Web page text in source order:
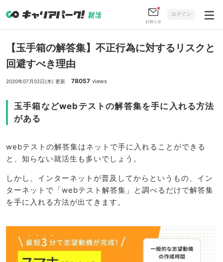
お知らせ
ログイン
【玉手箱の解答集】不正行為に対するリスクと
回避すべき理由
2020年07月02日(木) 更新 78057 views
玉手箱などwebテストの解答集を手に入れる方法
がある
webテストの解答集はネットで手に入れることができる
と、知らない就活生も多いでしょう。
しかし、インターネットが普及してからというもの、イン
ターネットで「webテスト解答集」と調べるだけで解答集
を手に入れる方法が出てきます。